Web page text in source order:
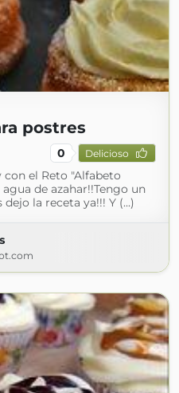
postres
0 Delicioso
con el Reto "Alfabeto
de azahar!!Tengo un
la receta ya!!! Y (...)